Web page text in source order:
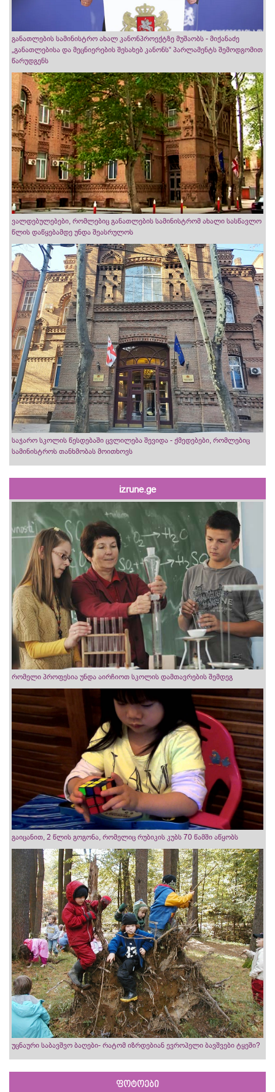
განათლების სამინისტრო ახალ კანონპროექტზე მუშაობს - მიქანაძე
„განათლებისა და მეცნიერების შესახებ კანონს“ პარლამენტს შემოდგომით
წარუდგენს
ვალდებულებები, რომლებიც განათლების სამინისტრომ ახალი სასწავლო
წლის დაწყებამდე უნდა შეასრულოს
საჯარო სკოლის წესდებაში ცვლილება შევიდა - ქმედებები, რომლებიც
სამინისტროს თანხმობას მოითხოვს
izrune.ge
რომელი პროფესია უნდა აირჩიოთ სკოლის დამთავრების შემდეგ
გაიცანით, 2 წლის გოგონა, რომელიც რუბიკის კუბს 70 წამში აწყობს
უცნაური საბავშვო ბაღები- რატომ იზრდებიან ევროპელი ბავშვები ტყეში?
ფოტოები